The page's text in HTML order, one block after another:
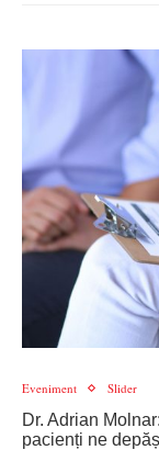
Eveniment Slider
Dr. Adrian
pacienți ne